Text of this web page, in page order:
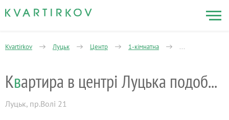
Kvartirkov Луцьк Центр 1-кімнатна Волі проспект
Кв артира в центрі Луцька подобово
Луцьк, пр.Волі 21